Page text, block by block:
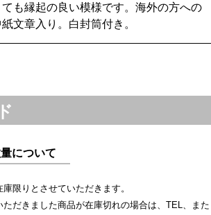
も縁起の良い模様です。海外の方への
文章入り。白封筒付き。
について
限りとさせていただきます。
ただきました商品が在庫切れの場合は、TEL、また